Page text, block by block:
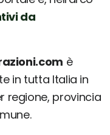
da
è
in tutta Italia in
regione, provincia